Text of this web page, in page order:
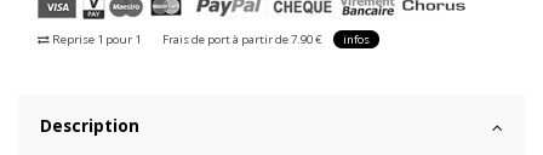
Reprise 1 pour 1 Frais de port à partir de 7.90 € infos
Description